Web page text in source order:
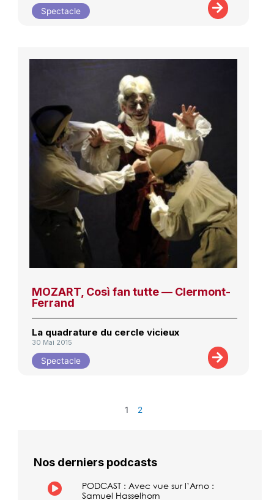
Spectacle
MOZART, Così fan tutte — Clermont-
Ferrand
La quadrature du cercle vicieux
30 Mai 2015
Spectacle
1 2
Nos derniers podcasts
PODCAST : Avec vue sur l’Arno :
Samuel Hasselhorn